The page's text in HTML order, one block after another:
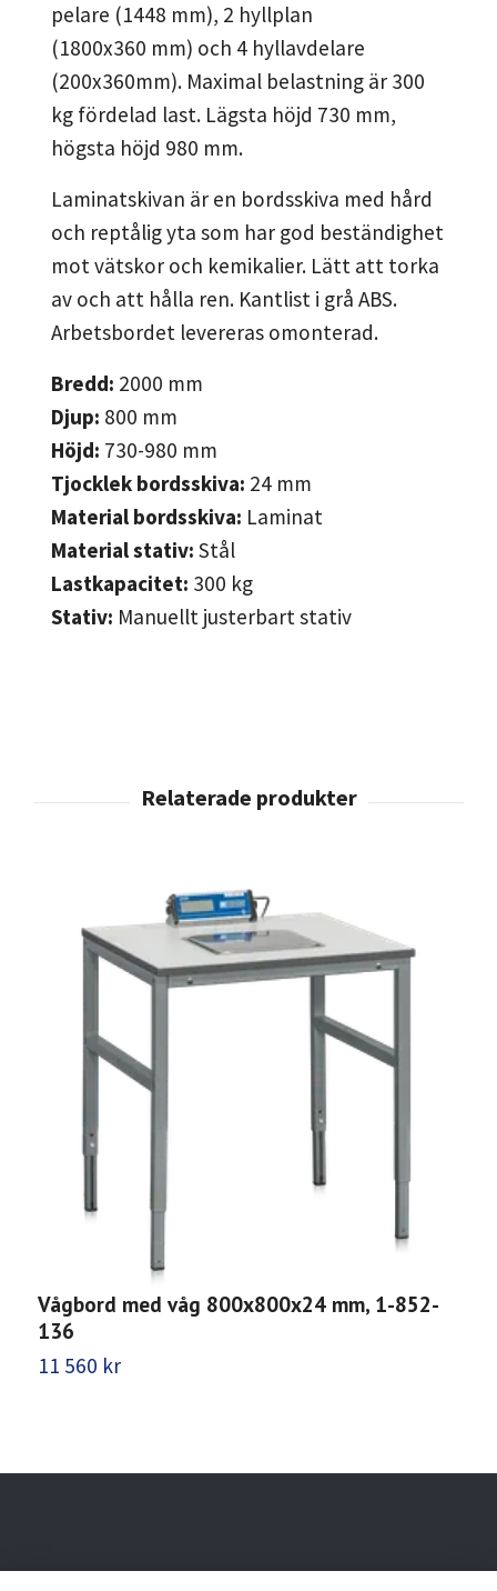
pelare (1448 mm), 2 hyllplan
(1800x360 mm) och 4 hyllavdelare
(200x360mm). Maximal belastning är 300
kg fördelad last. Lägsta höjd 730 mm,
högsta höjd 980 mm.
Laminatskivan är en bordsskiva med hård
och reptålig yta som har god beständighet
mot vätskor och kemikalier. Lätt att torka
av och att hålla ren. Kantlist i grå ABS.
Arbetsbordet levereras omonterad.
Bredd: 2000 mm
Djup: 800 mm
Höjd: 730-980 mm
Tjocklek bordsskiva: 24 mm
Material bordsskiva: Laminat
Material stativ: Stål
Lastkapacitet: 300 kg
Stativ: Manuellt justerbart stativ
Vågbord med våg 800x800x24 mm, 1-852-
136
11 560 kr